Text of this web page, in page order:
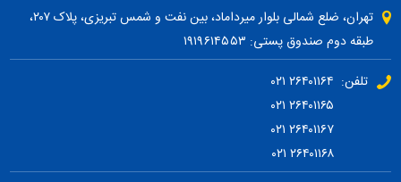
تهران، ضلع شمالی بلوار میرداماد، بین نفت و شمس تبریزی، پلاک ۲۰۷،
طبقه دوم صندوق پستی: ۱۹۱۹۶۱۴۵۵۳
تلفن: ۲۶۴۰۱۱۶۴ ۰۲۱
۲۶۴۰۱۱۶۷ ۰۲۱
۲۶۴۰۱۱۶۸ ۰۲۱